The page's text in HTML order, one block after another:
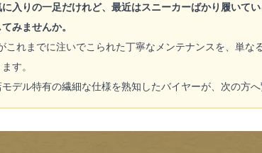
に入りの一足だけれど、最近はスニーカーばかり履い
みませんか。
これまでに注いでこられた丁寧なメンテナンスを、単
す。
デル特有の繊細な仕様を熟知したバイヤーが、次の方